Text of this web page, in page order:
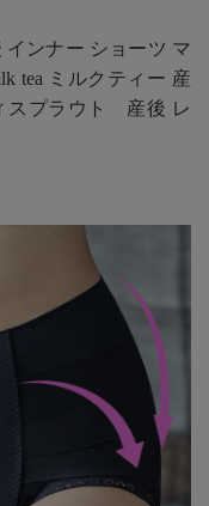
ンナー ショーツ マ
tea ミルクティー 産
プラウト 産後 レ